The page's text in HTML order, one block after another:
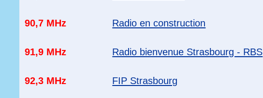
90,7 MHz Radio en construction
91,9 MHz Radio bienvenue Strasbourg - RBS
92,3 MHz FIP Strasbourg